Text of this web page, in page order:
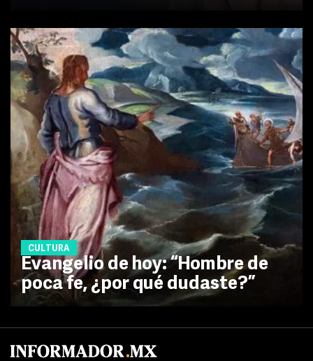
CULTURA
Evangelio de hoy: “Hombre de
poca fe, ¿por qué dudaste?”